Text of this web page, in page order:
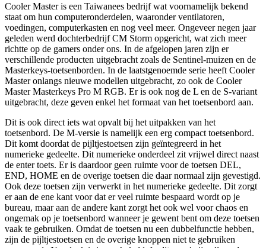
Cooler Master is een Taiwanees bedrijf wat voornamelijk bekend
staat om hun computeronderdelen, waaronder ventilatoren,
voedingen, computerkasten en nog veel meer. Ongeveer negen jaar
geleden werd dochterbedrijf CM Storm opgericht, wat zich meer
richtte op de gamers onder ons. In de afgelopen jaren zijn er
verschillende producten uitgebracht zoals de Sentinel-muizen en de
Masterkeys-toetsenborden. In de laatstgenoemde serie heeft Cooler
Master onlangs nieuwe modellen uitgebracht, zo ook de Cooler
Master Masterkeys Pro M RGB. Er is ook nog de L en de S-variant
uitgebracht, deze geven enkel het formaat van het toetsenbord aan.
Dit is ook direct iets wat opvalt bij het uitpakken van het
toetsenbord. De M-versie is namelijk een erg compact toetsenbord.
Dit komt doordat de pijltjestoetsen zijn geïntegreerd in het
numerieke gedeelte. Dit numerieke onderdeel zit vrijwel direct naast
de enter toets. Er is daardoor geen ruimte voor de toetsen DEL,
END, HOME en de overige toetsen die daar normaal zijn gevestigd.
Ook deze toetsen zijn verwerkt in het numerieke gedeelte. Dit zorgt
er aan de ene kant voor dat er veel ruimte bespaard wordt op je
bureau, maar aan de andere kant zorgt het ook wel voor chaos en
ongemak op je toetsenbord wanneer je gewent bent om deze toetsen
vaak te gebruiken. Omdat de toetsen nu een dubbelfunctie hebben,
zijn de pijltjestoetsen en de overige knoppen niet te gebruiken